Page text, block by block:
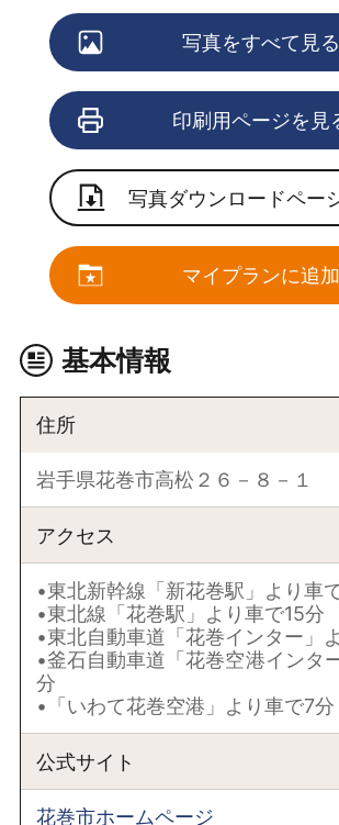
写真をすべて見る
印刷用ページを見
写真ダウンロードペー
マイプランに追加
基本情報
住所
岩手県花巻市高松２６－８－１
アクセス
•東北新幹線「新花巻駅」より車
•東北線「花巻駅」より車で15分
•東北自動車道「花巻インター」
•釜石自動車道「花巻空港インタ
分
•「いわて花巻空港」より車で7分
公式サイト
花巻市ホームページ